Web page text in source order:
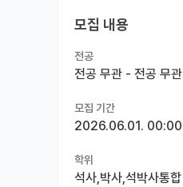
모집 내용
전공
전공 무관 - 전공 무관
모집 기간
2026.06.01. 00:00
학위
석사,박사,석박사통합